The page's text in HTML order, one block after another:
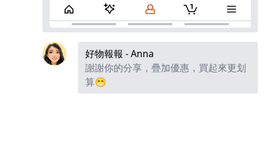
好物報報 - Anna
謝謝你的分享，疊加優惠，買起來更划
算😁